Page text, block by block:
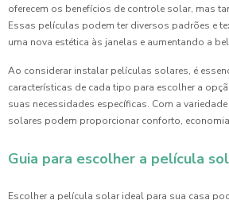
oferecem os benefícios de controle solar, mas
Essas películas podem ter diversos padrões e
uma nova estética às janelas e aumentando a
Ao considerar instalar películas solares, é
características de cada tipo para escolher a
suas necessidades específicas. Com a
solares podem proporcionar conforto,
Guia para escolher a película
Escolher a película solar ideal para sua casa